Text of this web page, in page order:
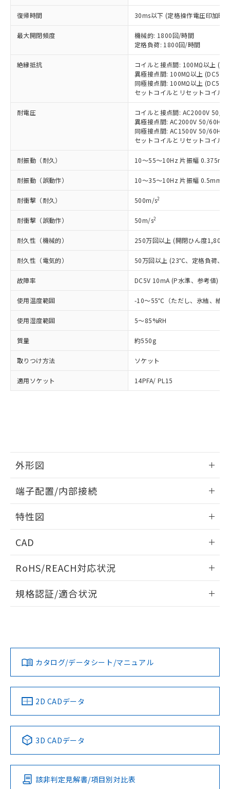
復帰時間 30ms以下 (定格操作電圧印加時
最大開閉頻度
機械的: 1800回/時間
定格負荷: 1800回/時間
絶縁抵抗
コイルと接点間: 100MΩ以上
異極接点間: 100MΩ以上
同極接点間: 100MΩ以上
セットコイルとリセットコイル
耐電圧
コイルと接点間: AC2000V 50/
異極接点間: AC2000V 50/60Hz
同極接点間: AC1500V 50/60Hz
セットコイルとリセットコイル
耐振動（耐久） 10～55～10Hz 片振幅
耐振動（誤動作） 10～35～10Hz 片振幅 0.5mm (
耐衝撃（耐久） 500m/s2
耐衝撃（誤動作） 50m/s2
耐久性（機械的） 250万回以上 (開閉ひん度1,800
耐久性（電気的） 50万回以上 (23℃、定格負荷、
故障率 DC5V 10mA (P水準、参考値) (
使用温度範囲 -10～55℃（ただし、氷結、結露
使用湿度範囲 5～85%RH
質量 約550g
取りつけ方法 ソケット
適用ソケット 14PFA/ PL15
外形図
外形図
端子配置/内部接続
端子配置/内部接続
特性図
電気的寿命曲線
CAD
ドすることができます。
ログイン/会員登録
ダウンロードデータをご利用いただく前に、以下を必ずお読
みください。
ソフトウェアの使用条件
RoHS/REACH対応状況
EU RoHS 注意事項・凡例
対応済み
中国 RoHS 注意事項・凡例
Pb Hg Cd Cr(VI)
O
規格認証/適合状況
LR型式承認
（イギリス
船舶規格）
DNV型式承認
（ノルウェー
BV型式承認
（フランス
KR型式
（韓国
Yes No No No
この製品の規格認証/適合状況ページへ
その他の認証はこちらのページからご検索ください
カタログ/データシート/マニュアル
2D CADデータ
3D CADデータ
該非判定見解書/項目別対比表
(税抜)を提供させていただくもので
当社制御機器事業取扱商品の中には、
本サービスの対象外となる商品もある
ことをご了承ください。
在庫状況および標準価格照会結果は、
記載している更新日時点での社内デー
タに基づき作成されるものであり、閲
覧された時点での実際の在庫および標
準価格とは異なる場合があることをご
正式な納期状況および標準価格はお客
様のお取引先、またはお客様担当のオ
ムロン制御機器販売店・当社販売員に
点は「
販売ネットワーク
」をご確認
在庫状況および標準価格結果を当社の
事前の承諾なく第三者に漏洩または開
示しないようお願いします。
マイパーツ機能（部品リスト作成サー
ビス）をご利用いただくには、I-Web
メンバーズにご登録されている必要が
お客様が当ウェブサイト上で当社にご
登録された部品リストについて、当社
および当社の共同利用者が、当社の製
引・商談に必要な範囲で利用すること
※当社の共同利用者とは、
"個人情報
の「1.共同利
用者の範囲」に記載されている法人を
非該当品：ライセンス料など無形物で、有
害物質有無と関係のない商品です。
仕入先様の事情により、非含有部品として
いたものが、含有品と判明した場合などや
むを得ず変更することがあります。
鉛(Pb) 1000ppm以下、 水銀(Hg) 1000ppm以下、 カド
類(PBB) 1000ppm以下、ポリ臭化ジフェニルエーテル類
(PBDE) 1000ppm以下、フタル酸ビス(2-エチルヘキシ
ル) (DEHP)(別名：DOP) 1000ppm以下、フタル酸ブチ
ルベンジル（BBP） 1000ppm以下、フタル酸ジブチル
（DBP） 1000ppm以下、フタル酸ジイソブチル
但し、RoHS指令で産業用監視および制御機器に対する
図的な使用がないことを確認しています。
月が前後することがあります。
※3 非含有証明書ダウンロード
下記の非含有証明書をダウンロードするこ
とができます。
EU RoHS指令（10物質）の非含有証明書
51物質の非含有証明書（当社基準）
※本証明書は発行日時点で非含有を証明す
ものではありません。
していることから、特段のことがない限
り、2022年1月12日より割愛しておりま
す。
「○」：最大均質材料含有率が中国RoHSの
基準値以下であることを示します。
「×」：最大均質材料含有率が中国RoHSの
基準値を超えていることを示します。
「－」：未確認です。当社販売部門へお問
い合わせください。
*中国RoHS10物質の基準値 (GB/T26572)：
Cr(Ⅵ)(六価クロム) : 1000ppm、 PBBs(ポリ臭化ビフェ
ニル類) : 1000ppm、 PBDEs(ポリ臭化ジフェニルエーテ
DBP(フタル酸ジブチル) : 1000ppm、 DIBP(フタル酸ジ
イソブチル) : 1000ppm、 BBP(フタル酸ブチルベンジ
DEHP(フタル酸ビス(2-エチルヘキシル)) : 1000ppm
「ｅ」：有害物質（10物質）のすべてが基
準値以下であることを示します。
質が外部に漏えいし、環境に深刻な影響を
及ぼさない年数を意味します。
「－」：未確認です。当社販売部門へお問
当社は、これら貴社製品のうち、外国
為替および外国貿易法に定める商品
（以下｢規制貨物等」という）を輸出
または国外への提供する場合は、日本
国政府の輸出許可(または役務取引許
当社は規制貨物を破棄する場合は、完
全に破砕するなど、違法に輸出されな
いよう必要な手段を講じます。
当社は貴社製品を、核兵器、ミサイ
ル、化学兵器、生物兵器またはその他
武器並びにこれらの製造装置等に一切
当社は、貴社製品を第三者に販売する
場合は、上記1、2および3の内容を当
該第三者に通知します。また当社は、
販売先および販売に係わる関係者が違
法に輸出するおそれがある場合は、取
り引きをいたしません。
キャンセル
一定数以上の在庫あり
一定数には満たないが在庫あり
在庫なし(最新の在庫状況につ
いては、お客様のお取引先、ま
たはお客様担当のオムロン制御
機器販売店・当社販売員にご確
空
受注生産機種、また在庫状況の
情報を公開していない機種